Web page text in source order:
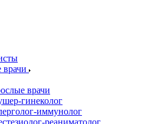
врачи
врачи
гинеколог
иммунолог
реаниматолог